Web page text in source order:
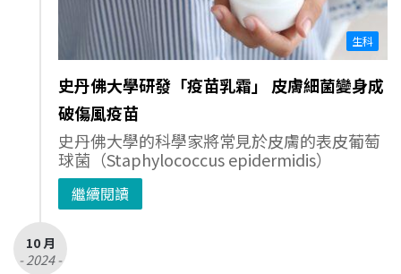
生科
史丹佛大學研發「疫苗乳霜」 皮膚細菌變身成
破傷風疫苗
史丹佛大學的科學家將常見於皮膚的表皮葡萄
球菌（Staphylococcus epidermidis）
繼續閱讀
10 月
- 2024 -